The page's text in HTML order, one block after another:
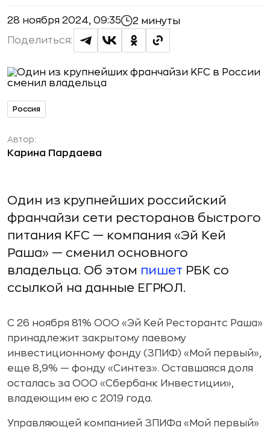
28 ноября 2024, 09:35 2 минуты
Поделиться:
Россия
Автор:
Карина Пардаева
Один из крупнейших российский
франчайзи сети ресторанов быстрого
питания KFC — компания «Эй Кей
Раша» — сменил основного
владельца. Об этом пишет РБК со
ссылкой на данные ЕГРЮЛ.
С 26 ноября 81% ООО «Эй Кей Ресторантс Раша»
принадлежит закрытому паевому
инвестиционному фонду (ЗПИФ) «Мой первый»,
еще 8,9% — фонду «Синтез». Оставшаяся доля
осталась за ООО «Сбербанк Инвестиции»,
владеющим ею с 2019 года.
Управляющей компанией ЗПИФа «Мой первый»